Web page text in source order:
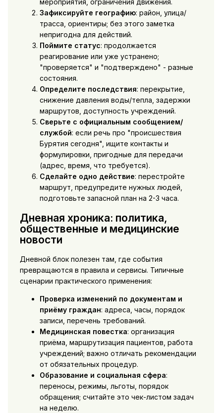
мероприятия, ограничения движения.
Зафиксируйте географию: район, улица/
трасса, ориентиры; без этого заметка
непригодна для действий.
Поймите статус: продолжается
реагирование или уже устранено;
"проверяется" и "подтверждено" - разные
состояния.
Определите последствия: перекрытие,
снижение давления воды/тепла, задержки
маршрутов, доступность учреждений.
Сверьте с официальным сообщением/
службой: если речь про "происшествия
Бурятия сегодня", ищите контакты и
формулировки, пригодные для передачи
(адрес, время, что требуется).
Сделайте одно действие: перестройте
маршрут, предупредите нужных людей,
подготовьте запасной план на 2-3 часа.
Дневная хроника: политика,
общественные и медицинские
новости
Дневной блок полезен там, где события
превращаются в правила и сервисы. Типичные
сценарии практического применения:
Проверка изменений по документам и
приёму граждан: адреса, часы, порядок
записи, перечень требований.
Медицинская повестка: организация
приёма, маршрутизация пациентов, работа
учреждений; важно отличать рекомендации
от обязательных процедур.
Образование и социальная сфера:
переносы, режимы, льготы, порядок
обращения; считайте это чек-листом задач
на неделю.